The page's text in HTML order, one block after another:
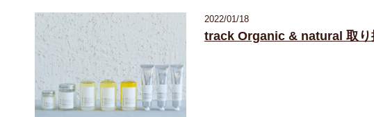
2022/01/18
track Organic & natural 取り